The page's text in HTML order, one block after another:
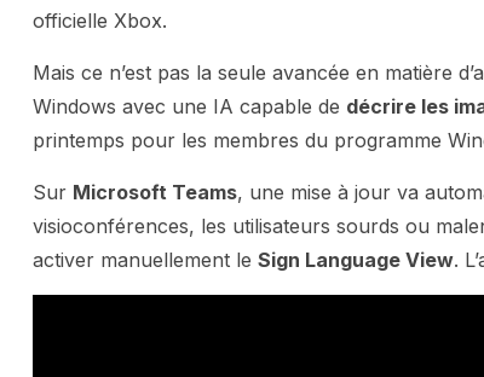
officielle Xbox.
Mais ce n’est pas la seule avancée en matière
Windows avec une IA capable de décrire les
printemps pour les membres du programme
Sur Microsoft Teams, une mise à jour va
visioconférences, les utilisateurs sourds ou
activer manuellement le Sign Language View.